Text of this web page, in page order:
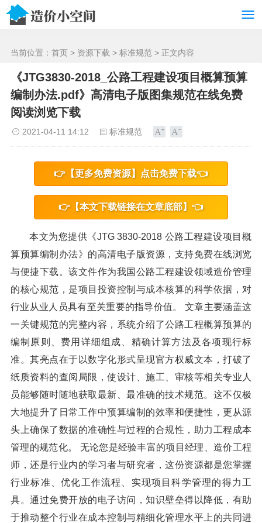
当前位置： 首页 > 资源下载 > 标准规范 > 正文内容
《JTG3830-2018_公路工程建设项目概算预算
编制办法.pdf》高清电子版图集规范在线免费
阅读浏览下载
2021-04-11 14:12 标准规范
👉【更多免费资源】点击免费下载👈
👉【本文下载链接在文章底部】👈
本文为您提供《JTG 3830-2018 公路工程建设项目概
算预算编制办法》的高清电子版资源，支持免费在线浏览
与便捷下载。该文件作为我国公路工程建设领域造价管理
的核心规范，是项目投资控制与成本核算的科学依据，对
行业从业人员具有至关重要的指导价值。 文章主要涵盖这
一关键规范的完整内容，系统介绍了公路工程概算预算的
编制原则、费用详细组成、精确计算方法及各项现行标
准。其亮点在于以数字化形式呈现官方权威文本，打破了
纸质资料的查阅局限，使设计、施工、审核等相关专业人
员能够随时随地获取最新、最准确的技术规范。这不仅极
大地提升了日常工作中预算编制的效率和便捷性，更从源
头上确保了数据的准确性与过程的合规性，助力工程成本
管理的规范化。 无论您是经验丰富的项目经理、造价工程
师，还是行业内的学习者与研究者，这份资源都是您掌握
行业标准、优化工作流程、实现项目科学管理的得力工
具。通过免费开放的电子访问，知识壁垒得以降低，有助
于推动整个行业在成本控制与精细化管理水平上的共同进